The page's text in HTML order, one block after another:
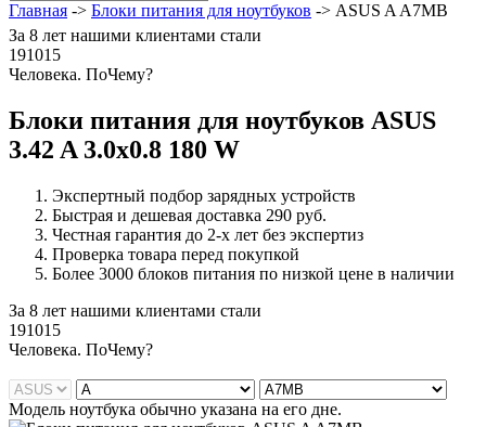
Главная -> Блоки питания для ноутбуков -> ASUS A A7MB
За 8 лет нашими клиентами стали
191015
Человека. ПоЧему?
Блоки питания для ноутбуков ASUS
3.42 A 3.0x0.8 180 W
Экспертный подбор зарядных устройств
Быстрая и дешевая доставка 290 руб.
Честная гарантия до 2-х лет без экспертиз
Проверка товара перед покупкой
Более 3000 блоков питания по низкой цене в наличии
За 8 лет нашими клиентами стали
191015
Человека. ПоЧему?
Модель ноутбука обычно указана на его дне.